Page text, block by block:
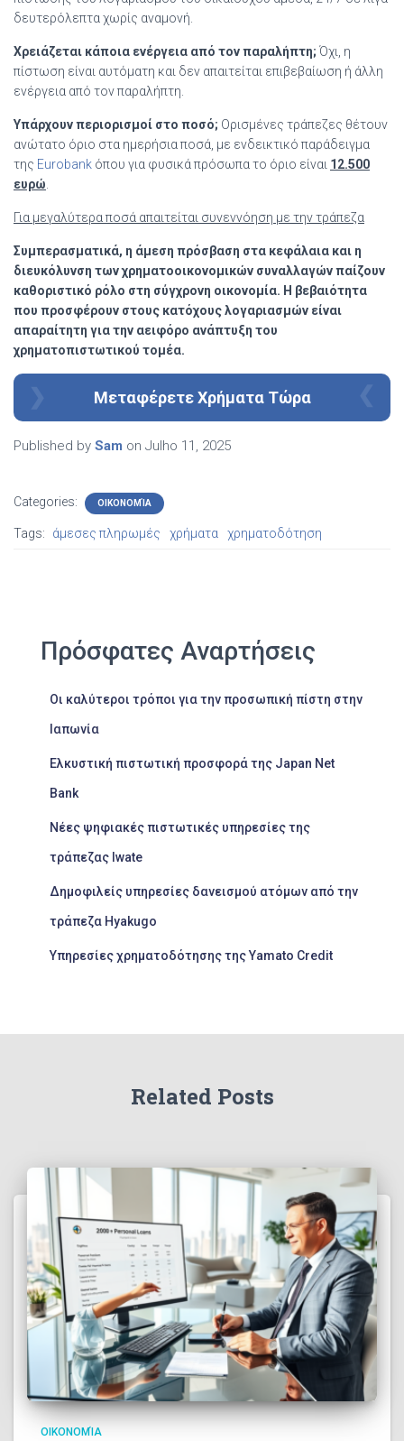
δευτερόλεπτα χωρίς αναμονή.
Χρειάζεται κάποια ενέργεια από τον παραλήπτη; Όχι, η
πίστωση είναι αυτόματη και δεν απαιτείται επιβεβαίωση ή άλλη
ενέργεια από τον παραλήπτη.
Υπάρχουν περιορισμοί στο ποσό; Ορισμένες τράπεζες θέτουν
ανώτατο όριο στα ημερήσια ποσά, με ενδεικτικό παράδειγμα
της Eurobank όπου για φυσικά πρόσωπα το όριο είναι 12.500
ευρώ
Για μεγαλύτερα ποσά απαιτείται συνεννόηση με την τράπεζα
Συμπερασματικά, η άμεση πρόσβαση στα κεφάλαια και η
διευκόλυνση των χρηματοοικονομικών συναλλαγών παίζουν
καθοριστικό ρόλο στη σύγχρονη οικονομία. Η βεβαιότητα
που προσφέρουν στους κατόχους λογαριασμών είναι
απαραίτητη για την αειφόρο ανάπτυξη του
χρηματοπιστωτικού τομέα.
Μεταφέρετε Χρήματα Τώρα
Published by Sam on Julho 11, 2025
Categories: ΟΙΚΟΝΟΜΊΑ
Tags: άμεσες πληρωμές χρήματα χρηματοδότηση
Πρόσφατες Αναρτήσεις
Οι καλύτεροι τρόποι για την προσωπική πίστη στην
Ιαπωνία
Ελκυστική πιστωτική προσφορά της Japan Net
Bank
Νέες ψηφιακές πιστωτικές υπηρεσίες της
τράπεζας Iwate
Δημοφιλείς υπηρεσίες δανεισμού ατόμων από την
τράπεζα Hyakugo
Υπηρεσίες χρηματοδότησης της Yamato Credit
Related Posts
ΟΙΚΟΝΟΜΊΑ